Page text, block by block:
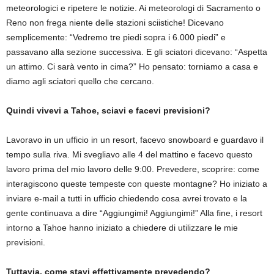
meteorologici e ripetere le notizie. Ai meteorologi di Sacramento o
Reno non frega niente delle stazioni sciistiche! Dicevano
semplicemente: “Vedremo tre piedi sopra i 6.000 piedi” e
passavano alla sezione successiva. E gli sciatori dicevano: “Aspetta
un attimo. Ci sarà vento in cima?” Ho pensato: torniamo a casa e
diamo agli sciatori quello che cercano.
Quindi vivevi a Tahoe, sciavi e facevi previsioni?
Lavoravo in un ufficio in un resort, facevo snowboard e guardavo il
tempo sulla riva. Mi svegliavo alle 4 del mattino e facevo questo
lavoro prima del mio lavoro delle 9:00. Prevedere, scoprire: come
interagiscono queste tempeste con queste montagne? Ho iniziato a
inviare e-mail a tutti in ufficio chiedendo cosa avrei trovato e la
gente continuava a dire “Aggiungimi! Aggiungimi!” Alla fine, i resort
intorno a Tahoe hanno iniziato a chiedere di utilizzare le mie
previsioni.
Tuttavia, come stavi effettivamente prevedendo?